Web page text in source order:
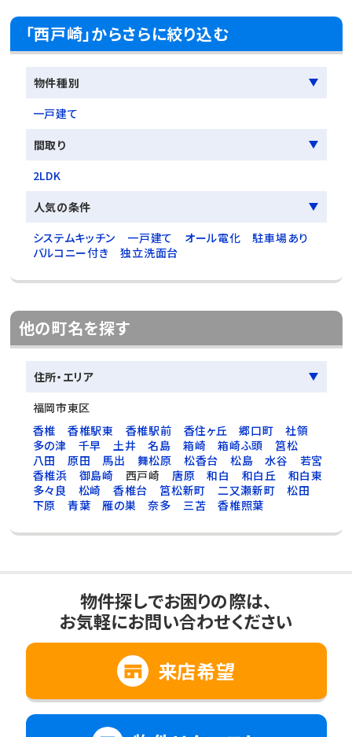
「西戸崎」からさらに絞り込む
物件種別
一戸建て
間取り
2LDK
人気の条件
システムキッチン
一戸建て オール電化
駐車場あり
バルコニー付き
独立洗面台
他の町名を探す
住所・エリア
福岡市東区
香椎
香椎駅東 香椎駅前 香住ヶ丘 郷口町
社領
多の津
千早 土井 名島 箱崎 箱崎ふ頭
筥松
八田
原田 馬出 舞松原 松香台 松島 水谷
若宮
香椎浜
御島崎 西戸崎 唐原 和白 和白丘
和白東
多々良
松崎 香椎台 筥松新町 二又瀬新町
松田
下原
青葉 雁の巣 奈多 三苫 香椎照葉
物件探しでお困りの際は、
お気軽にお問い合わせください
来店希望